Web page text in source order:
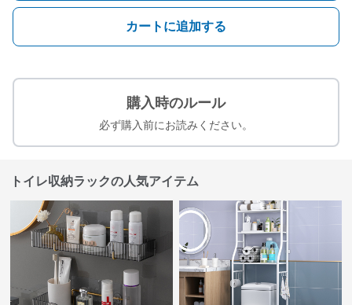
カートに追加する
購入時のルール
必ず購入前にお読みください。
トイレ収納ラックの人気アイテム